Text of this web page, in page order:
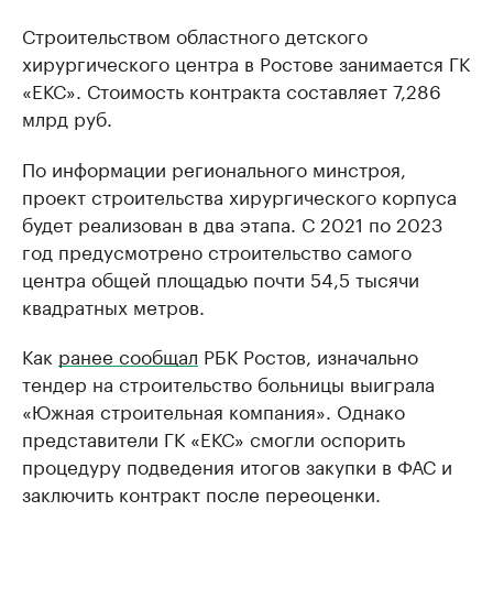
Строительством областного детского
хирургического центра в Ростове занимается ГК
«ЕКС». Стоимость контракта составляет 7,286
млрд руб.
По информации регионального минстроя,
проект строительства хирургического корпуса
будет реализован в два этапа. С 2021 по 2023
год предусмотрено строительство самого
центра общей площадью почти 54,5 тысячи
квадратных метров.
Как ранее сообщал РБК Ростов, изначально
тендер на строительство больницы выиграла
«Южная строительная компания». Однако
представители ГК «ЕКС» смогли оспорить
процедуру подведения итогов закупки в ФАС и
заключить контракт после переоценки.